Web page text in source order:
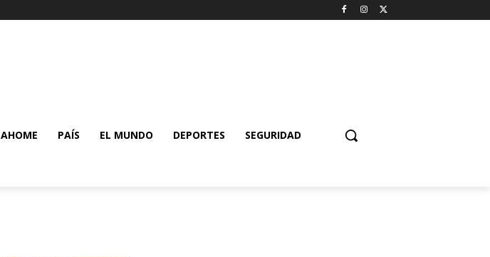
AHOME PAÍS EL MUNDO DEPORTES SEGURIDAD